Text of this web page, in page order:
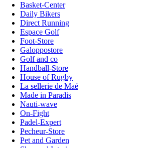
Basket-Center
Daily Bikers
Direct Running
Espace Golf
Foot-Store
Galoppostore
Golf and co
Handball-Store
House of Rugby
La sellerie de Maé
Made in Paradis
Nauti-wave
On-Fight
Padel-Expert
Pecheur-Store
Pet and Garden